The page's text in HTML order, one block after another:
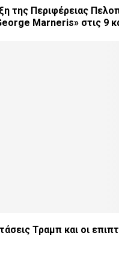
της Περιφέρειας
Marneris» στις 9
Τραμπ και οι